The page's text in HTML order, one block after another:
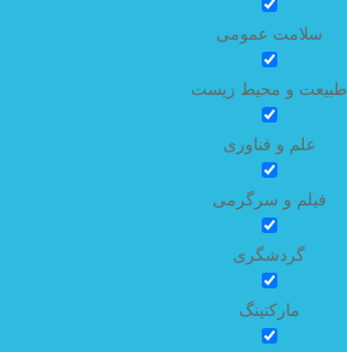
سلامت عمومی
طبیعت و محیط زیست
علم و فناوری
فیلم و سرگرمی
گردشگری
مارکتینگ